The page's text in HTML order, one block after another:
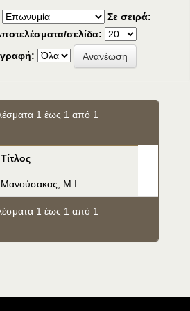
Σε σειρά:
σελίδα:
1 έως 1 από 1
Τίτλος
Μανούσακας, Μ.Ι.
1 έως 1 από 1